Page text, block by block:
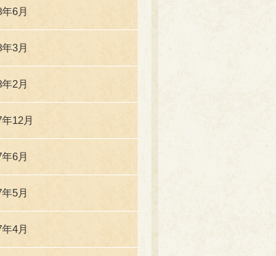
6月
3月
2月
12月
6月
5月
4月